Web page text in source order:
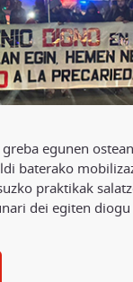
egunen
baterako
praktikak
dei egiten